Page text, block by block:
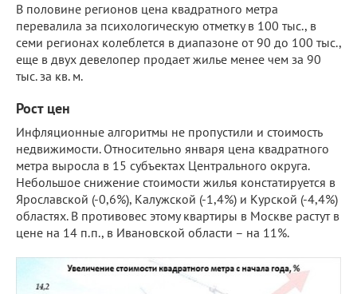
В половине регионов цена квадратного метра
перевалила за психологическую отметку в 100 тыс., в
семи регионах колеблется в диапазоне от 90 до 100 тыс.,
еще в двух девелопер продает жилье менее чем за 90
тыс. за кв. м.
Рост цен
Инфляционные алгоритмы не пропустили и стоимость
недвижимости. Относительно января цена квадратного
метра выросла в 15 субъектах Центрального округа.
Небольшое снижение стоимости жилья констатируется в
Ярославской (-0,6%), Калужской (-1,4%) и Курской (-4,4%)
областях. В противовес этому квартиры в Москве растут в
цене на 14 п.п., в Ивановской области – на 11%.